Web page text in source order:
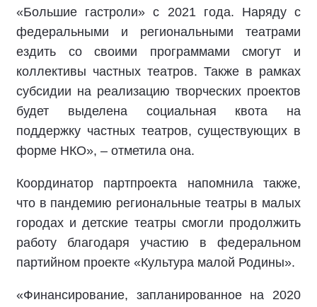
«Большие гастроли» с 2021 года. Наряду с
федеральными и региональными театрами
ездить со своими программами смогут и
коллективы частных театров. Также в рамках
субсидии на реализацию творческих проектов
будет выделена социальная квота на
поддержку частных театров, существующих в
форме НКО», – отметила она.
Координатор партпроекта напомнила также,
что в пандемию региональные театры в малых
городах и детские театры смогли продолжить
работу благодаря участию в федеральном
партийном проекте «Культура малой Родины».
«Финансирование, запланированное на 2020